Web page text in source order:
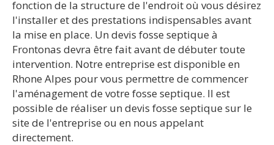
fonction de la structure de l'endroit où vous désirez
l'installer et des prestations indispensables avant
la mise en place. Un devis fosse septique à
Frontonas devra être fait avant de débuter toute
intervention. Notre entreprise est disponible en
Rhone Alpes pour vous permettre de commencer
l'aménagement de votre fosse septique. Il est
possible de réaliser un devis fosse septique sur le
site de l'entreprise ou en nous appelant
directement.